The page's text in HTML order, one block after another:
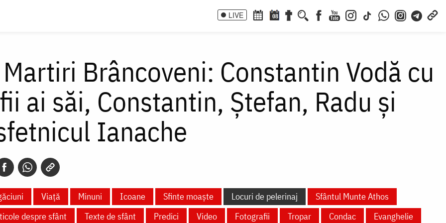
LIVE 08
Brâncoveni: Constantin Vodă cu
ai săi, Constantin, Ștefan, Radu și
Ianache
Viață Minuni Icoane Sfinte moaște Locuri de pelerinaj
Sfântul Munte Athos
despre sfânt Texte de sfânt Predici Video Fotografii Tropar Condac
Evanghelie